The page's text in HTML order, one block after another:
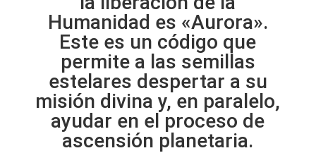
Humanidad es «Aurora».
Este es un código que
permite a las semillas
estelares despertar a su
misión divina y, en paralelo,
ayudar en el proceso de
ascensión planetaria.